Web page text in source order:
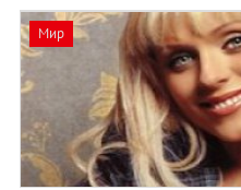
Мир